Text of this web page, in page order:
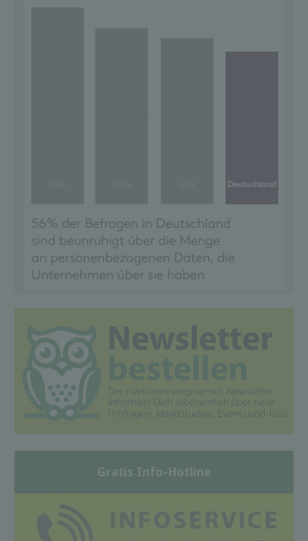
Gratis Info-Hotline